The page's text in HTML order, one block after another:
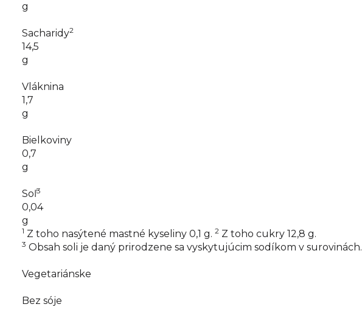
g
Sacharidy2
14,5
g
Vláknina
1,7
g
Bielkoviny
0,7
g
Soľ 3
0,04
g
1 Z toho nasýtené mastné kyseliny 0,1 g. 2 Z toho cukry 12,8 g.
3 Obsah soli je daný prirodzene sa vyskytujúcim sodíkom v surovinách.
Vegetariánske
Bez sóje